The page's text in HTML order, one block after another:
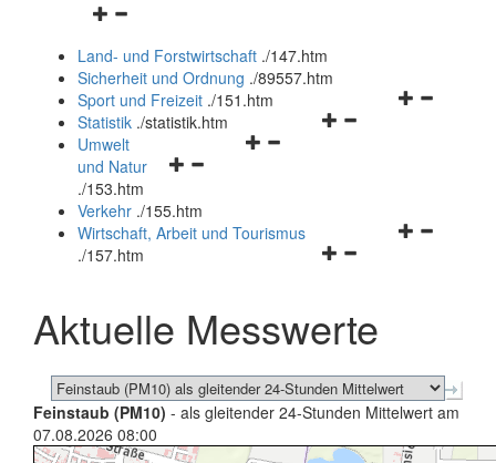
Navigationsmenü
und
schließen
Land- und Forstwirtschaft ./147.htm
Sicherheit und Ordnung ./89557.htm
Navigationsmenü
Sport und Freizeit ./151.htm
Navigationsmenü
Statistik ./statistik.htm
Navigationsmenü
und
schließen
Umwelt
und Natur
./153.htm
Verkehr ./155.htm
Navigationsmenü
schließen
Wirtschaft, Arbeit und Tourismus
./157.htm
Aktuelle Messwerte
Feinstaub (PM10) - als gleitender 24-Stunden Mittelwert am
07.08.2026 08:00